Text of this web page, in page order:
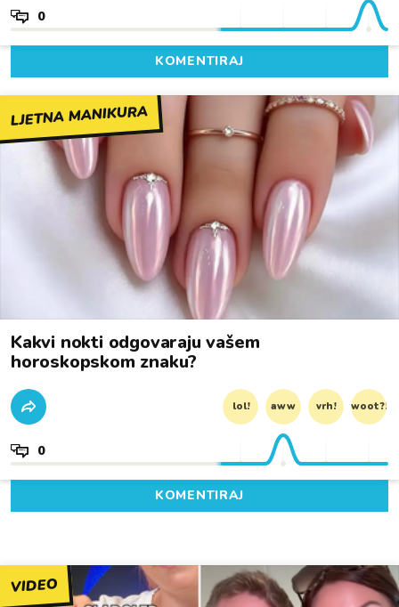
0
KOMENTIRAJ
LJETNA MANIKURA
Kakvi nokti odgovaraju vašem
horoskopskom znaku?
lol! aww vrh! woot?!
0
KOMENTIRAJ
VIDEO